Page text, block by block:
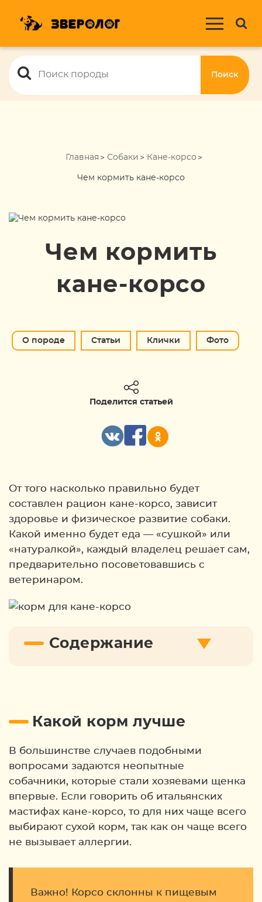
Поиск
Главная Собаки Кане-корсо
Чем кормить кане-корсо
Чем кормить
кане-корсо
О породе Статьи Клички Фото
Поделится статьей
От того насколько правильно будет
составлен рацион кане-корсо, зависит
здоровье и физическое развитие собаки.
Какой именно будет еда — «сушкой» или
«натуралкой», каждый владелец решает сам,
предварительно посоветовавшись с
ветеринаром.
Содержание
Какой корм лучше
В большинстве случаев подобными
вопросами задаются неопытные
собачники, которые стали хозяевами щенка
впервые. Если говорить об итальянских
мастифах кане-корсо, то для них чаще всего
выбирают сухой корм, так как он чаще всего
не вызывает аллергии.
Важно! Корсо склонны к пищевым